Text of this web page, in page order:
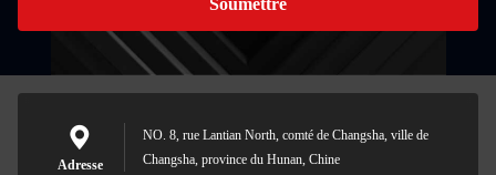
Soumettre
Adresse
NO. 8, rue Lantian North, comté de Changsha, ville de
Changsha, province du Hunan, Chine